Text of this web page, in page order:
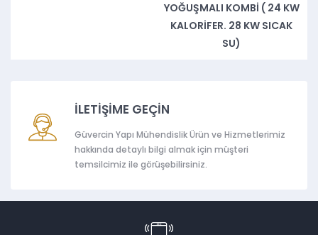
YOĞUŞMALI KOMBI ( 24 KW
KALORIFER. 28 KW SICAK
SU)
İLETİŞİME GEÇİN
Güvercin Yapı Mühendislik Ürün ve Hizmetlerimiz
hakkında detaylı bilgi almak için müşteri
temsilcimiz ile görüşebilirsiniz.